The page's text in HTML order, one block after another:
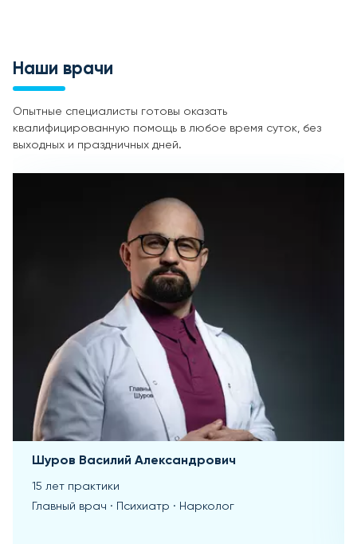
Наши врачи
Опытные специалисты готовы оказать
квалифицированную помощь в любое время суток, без
выходных и праздничных дней.
Шуров Василий Александрович
15 лет практики
Главный врач · Психиатр · Нарколог